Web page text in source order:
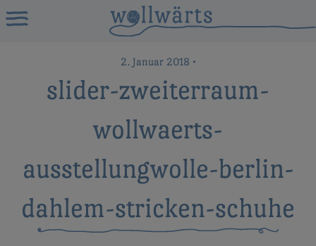
2. Januar 2018 •
slider-zweiterraum-
wollwaerts-
ausstellungwolle-berlin-
dahlem-stricken-schuhe